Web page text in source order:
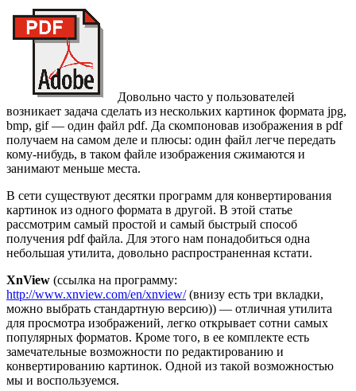
Довольно часто у пользователей
возникает задача сделать из нескольких картинок формата jpg,
bmp, gif — один файл pdf. Да скомпоновав изображения в pdf
получаем на самом деле и плюсы: один файл легче передать
кому-нибудь, в таком файле изображения сжимаются и
занимают меньше места.
В сети существуют десятки программ для конвертирования
картинок из одного формата в другой. В этой статье
рассмотрим самый простой и самый быстрый способ
получения pdf файла. Для этого нам понадобиться одна
небольшая утилита, довольно распространенная кстати.
XnView (ссылка на программу:
http://www.xnview.com/en/xnview/(внизу есть три вкладки,
можно выбрать стандартную версию)) — отличная утилита
для просмотра изображений, легко открывает сотни самых
популярных форматов. Кроме того, в ее комплекте есть
замечательные возможности по редактированию и
конвертированию картинок. Одной из такой возможностью
мы и воспользуемся.